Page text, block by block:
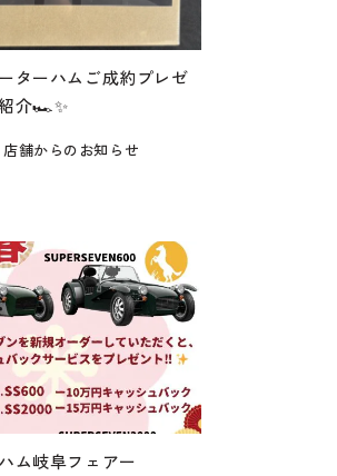
ターハムご成約プレゼ
介🏎✨
店舗からのお知らせ
ム岐阜フェアー